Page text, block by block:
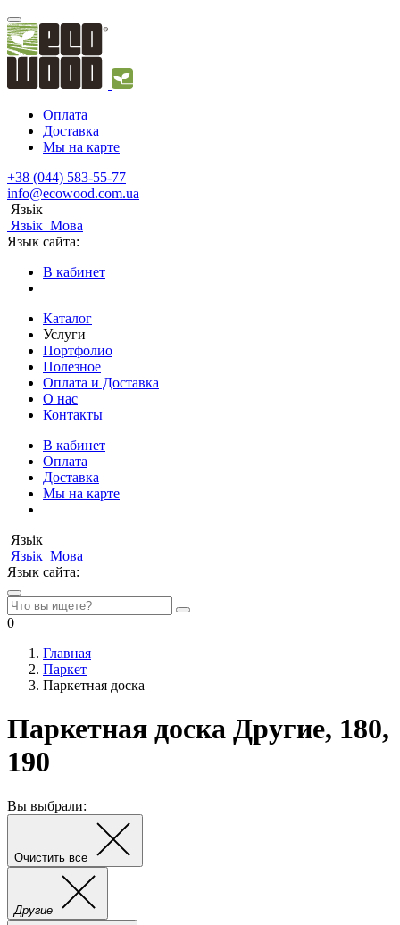
Оплата
Доставка
Мы на карте
+38 (044) 583-55-77
info@ecowood.com.ua
Язьік
Язьік Мова
Язык сайта:
В кабинет
Каталог
Услуги
Портфолио
Полезное
Оплата и Доставка
О нас
Контакты
В кабинет
Оплата
Доставка
Мы на карте
Язьік
Язьік Мова
Язык сайта:
0
Главная
Паркет
Паркетная доска
Паркетная доска Другие, 180,
190
Вы выбрали:
Очистить все
Другие